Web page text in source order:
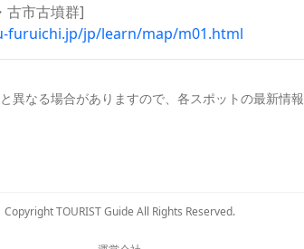
古市古墳群]
furuichi.jp/jp/learn/map/m01.html
異なる場合がありますので、各スポットの最新情報
Copyright TOURIST Guide All Rights Reserved.